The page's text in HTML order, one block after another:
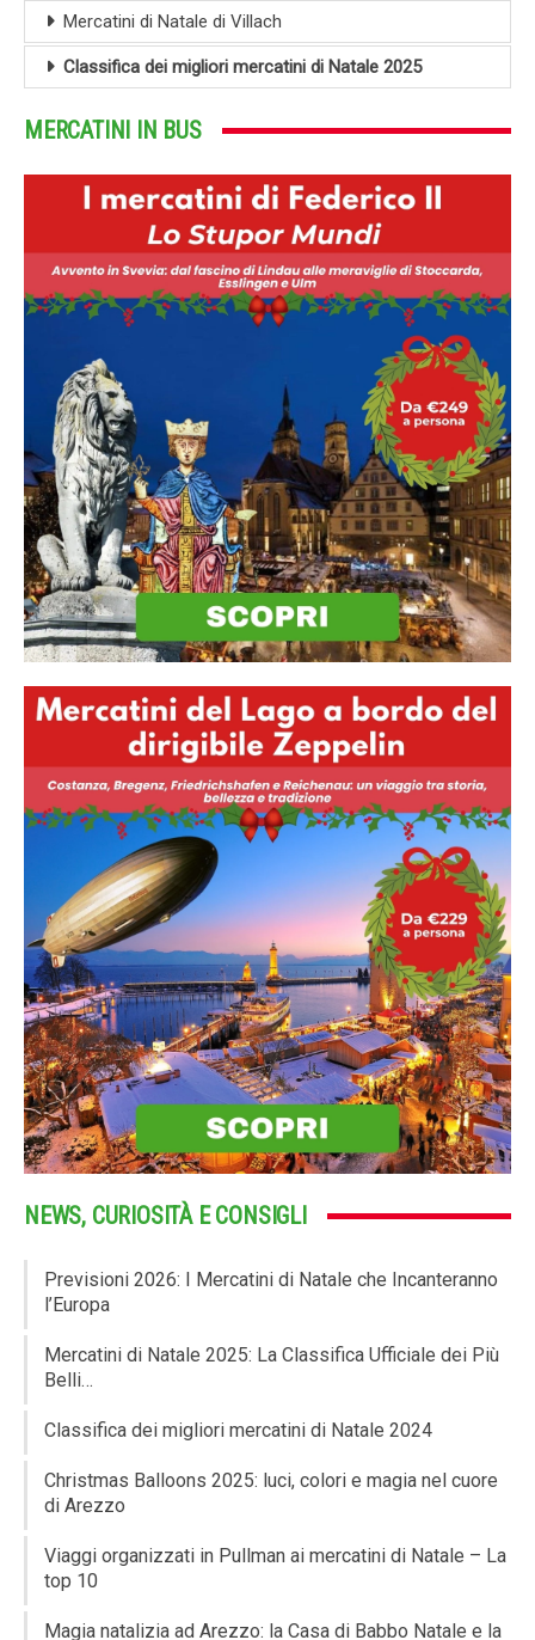
Mercatini di Natale di Villach
Classifica dei migliori mercatini di Natale 2025
MERCATINI IN BUS
NEWS, CURIOSITÀ E CONSIGLI
Previsioni 2026: I Mercatini di Natale che Incanteranno
l’Europa
Mercatini di Natale 2025: La Classifica Ufficiale dei Più
Belli…
Classifica dei migliori mercatini di Natale 2024
Christmas Balloons 2025: luci, colori e magia nel cuore
di Arezzo
Viaggi organizzati in Pullman ai mercatini di Natale – La
top 10
Magia natalizia ad Arezzo: la Casa di Babbo Natale e la